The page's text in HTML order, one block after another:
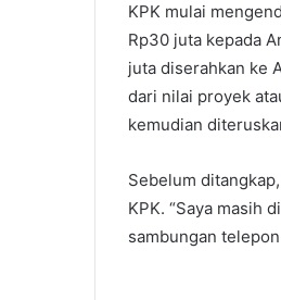
KPK mulai
Rp30 juta kepada
juta diserahkan ke
dari nilai proyek
kemudian
Sebelum
KPK. “Saya masih
sambungan